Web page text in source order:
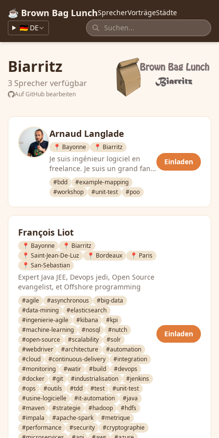
☕ Brown Bag LunchSprecherVorträgeStädte
🇩🇪 DE
Biarritz
3 Sprecher verfügbar
Auf GitHub bearbeiten
Arnaud Langlade
📍 Bayonne 📍 Biarritz
Je suis ingénieur logiciel en
freelance. Je suis un grand fan
d’ateliers comme l’event
storming ou l’example …
#bdd
#example-mapping
#workshop
#unit-test #poo
Einladen
François Liot
📍 Bayonne
📍 Biarritz
📍 Saint-Jean-De-Luz
📍 Bordeaux
📍 Paris
📍 San-Sebastian
Expert Java JEE, Devops jedi, Open Source
evangelist, et Offshore programming
#agile #asynchronous
#big-data
#data-mining
#elasticsearch
#ingenierie-agile
#kibana
#kpi
#machine-learning
#nosql
#nutch
#open-source
#scalability
#solr
#webdriver
#architecture
#automation
#cloud
#continuous-delivery
#integration
#monitoring
#watir #build
#devops
#docker
#git #industrialisation
#jenkins
#ops
#outils #tdd #test
#unit-test
#usine-logicielle
#it-automation
#java
#maven
#strategie #hadoop
#hdfs
#impala
#apache-spark
#metrique
#performance
#security
#cryptographie
Einladen